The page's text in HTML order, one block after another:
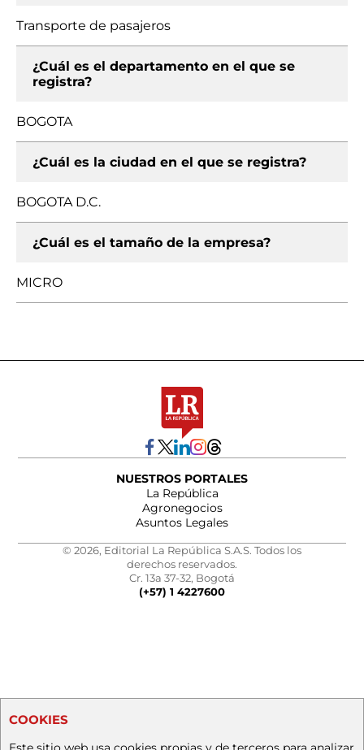
Transporte de pasajeros
¿Cuál es el departamento en el que se
registra?
BOGOTA
¿Cuál es la ciudad en el que se registra?
BOGOTA D.C.
¿Cuál es el tamaño de la empresa?
MICRO
NUESTROS PORTALES
La República
Agronegocios
Asuntos Legales
© 2026, Editorial La República S.A.S. Todos los
derechos reservados.
Cr. 13a 37-32, Bogotá
(+57) 1 4227600
COOKIES